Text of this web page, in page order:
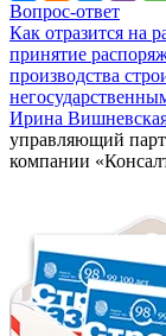
Вопрос-ответ
Как отразится на
принятие
производства
Ирина
управляющий
компании